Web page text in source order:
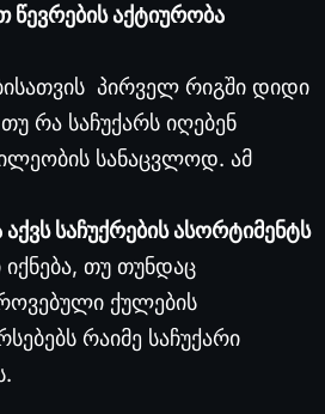
აქტიურობა
პირველ რიგში დიდი
რა საჩუქარს იღებენ
სანაცვლოდ. ამ
საჩუქრების ასორტიმენტს
თუ თუნდაც
ქულების
რაიმე საჩუქარი